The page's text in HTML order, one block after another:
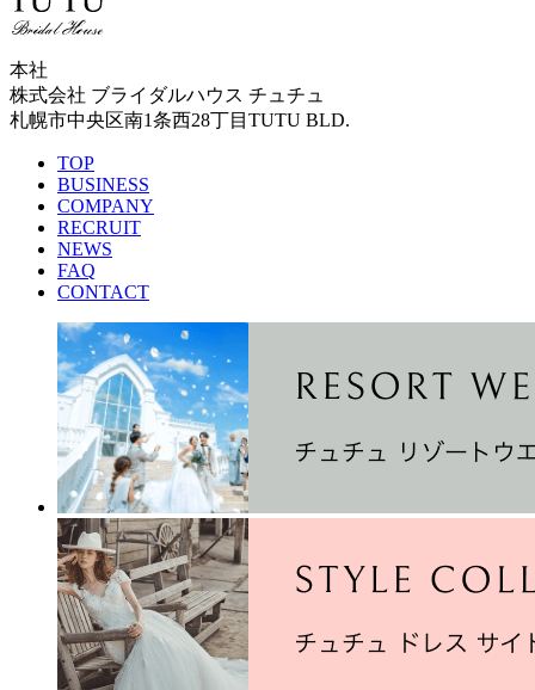
本社
株式会社 ブライダルハウス チュチュ
札幌市中央区南1条西28丁目TUTU BLD.
TOP
BUSINESS
COMPANY
RECRUIT
NEWS
FAQ
CONTACT